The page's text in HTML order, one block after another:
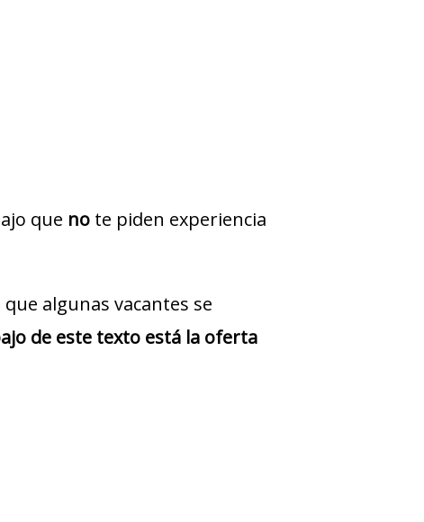
que note piden experiencia
algunas vacantes se
de este texto está la oferta